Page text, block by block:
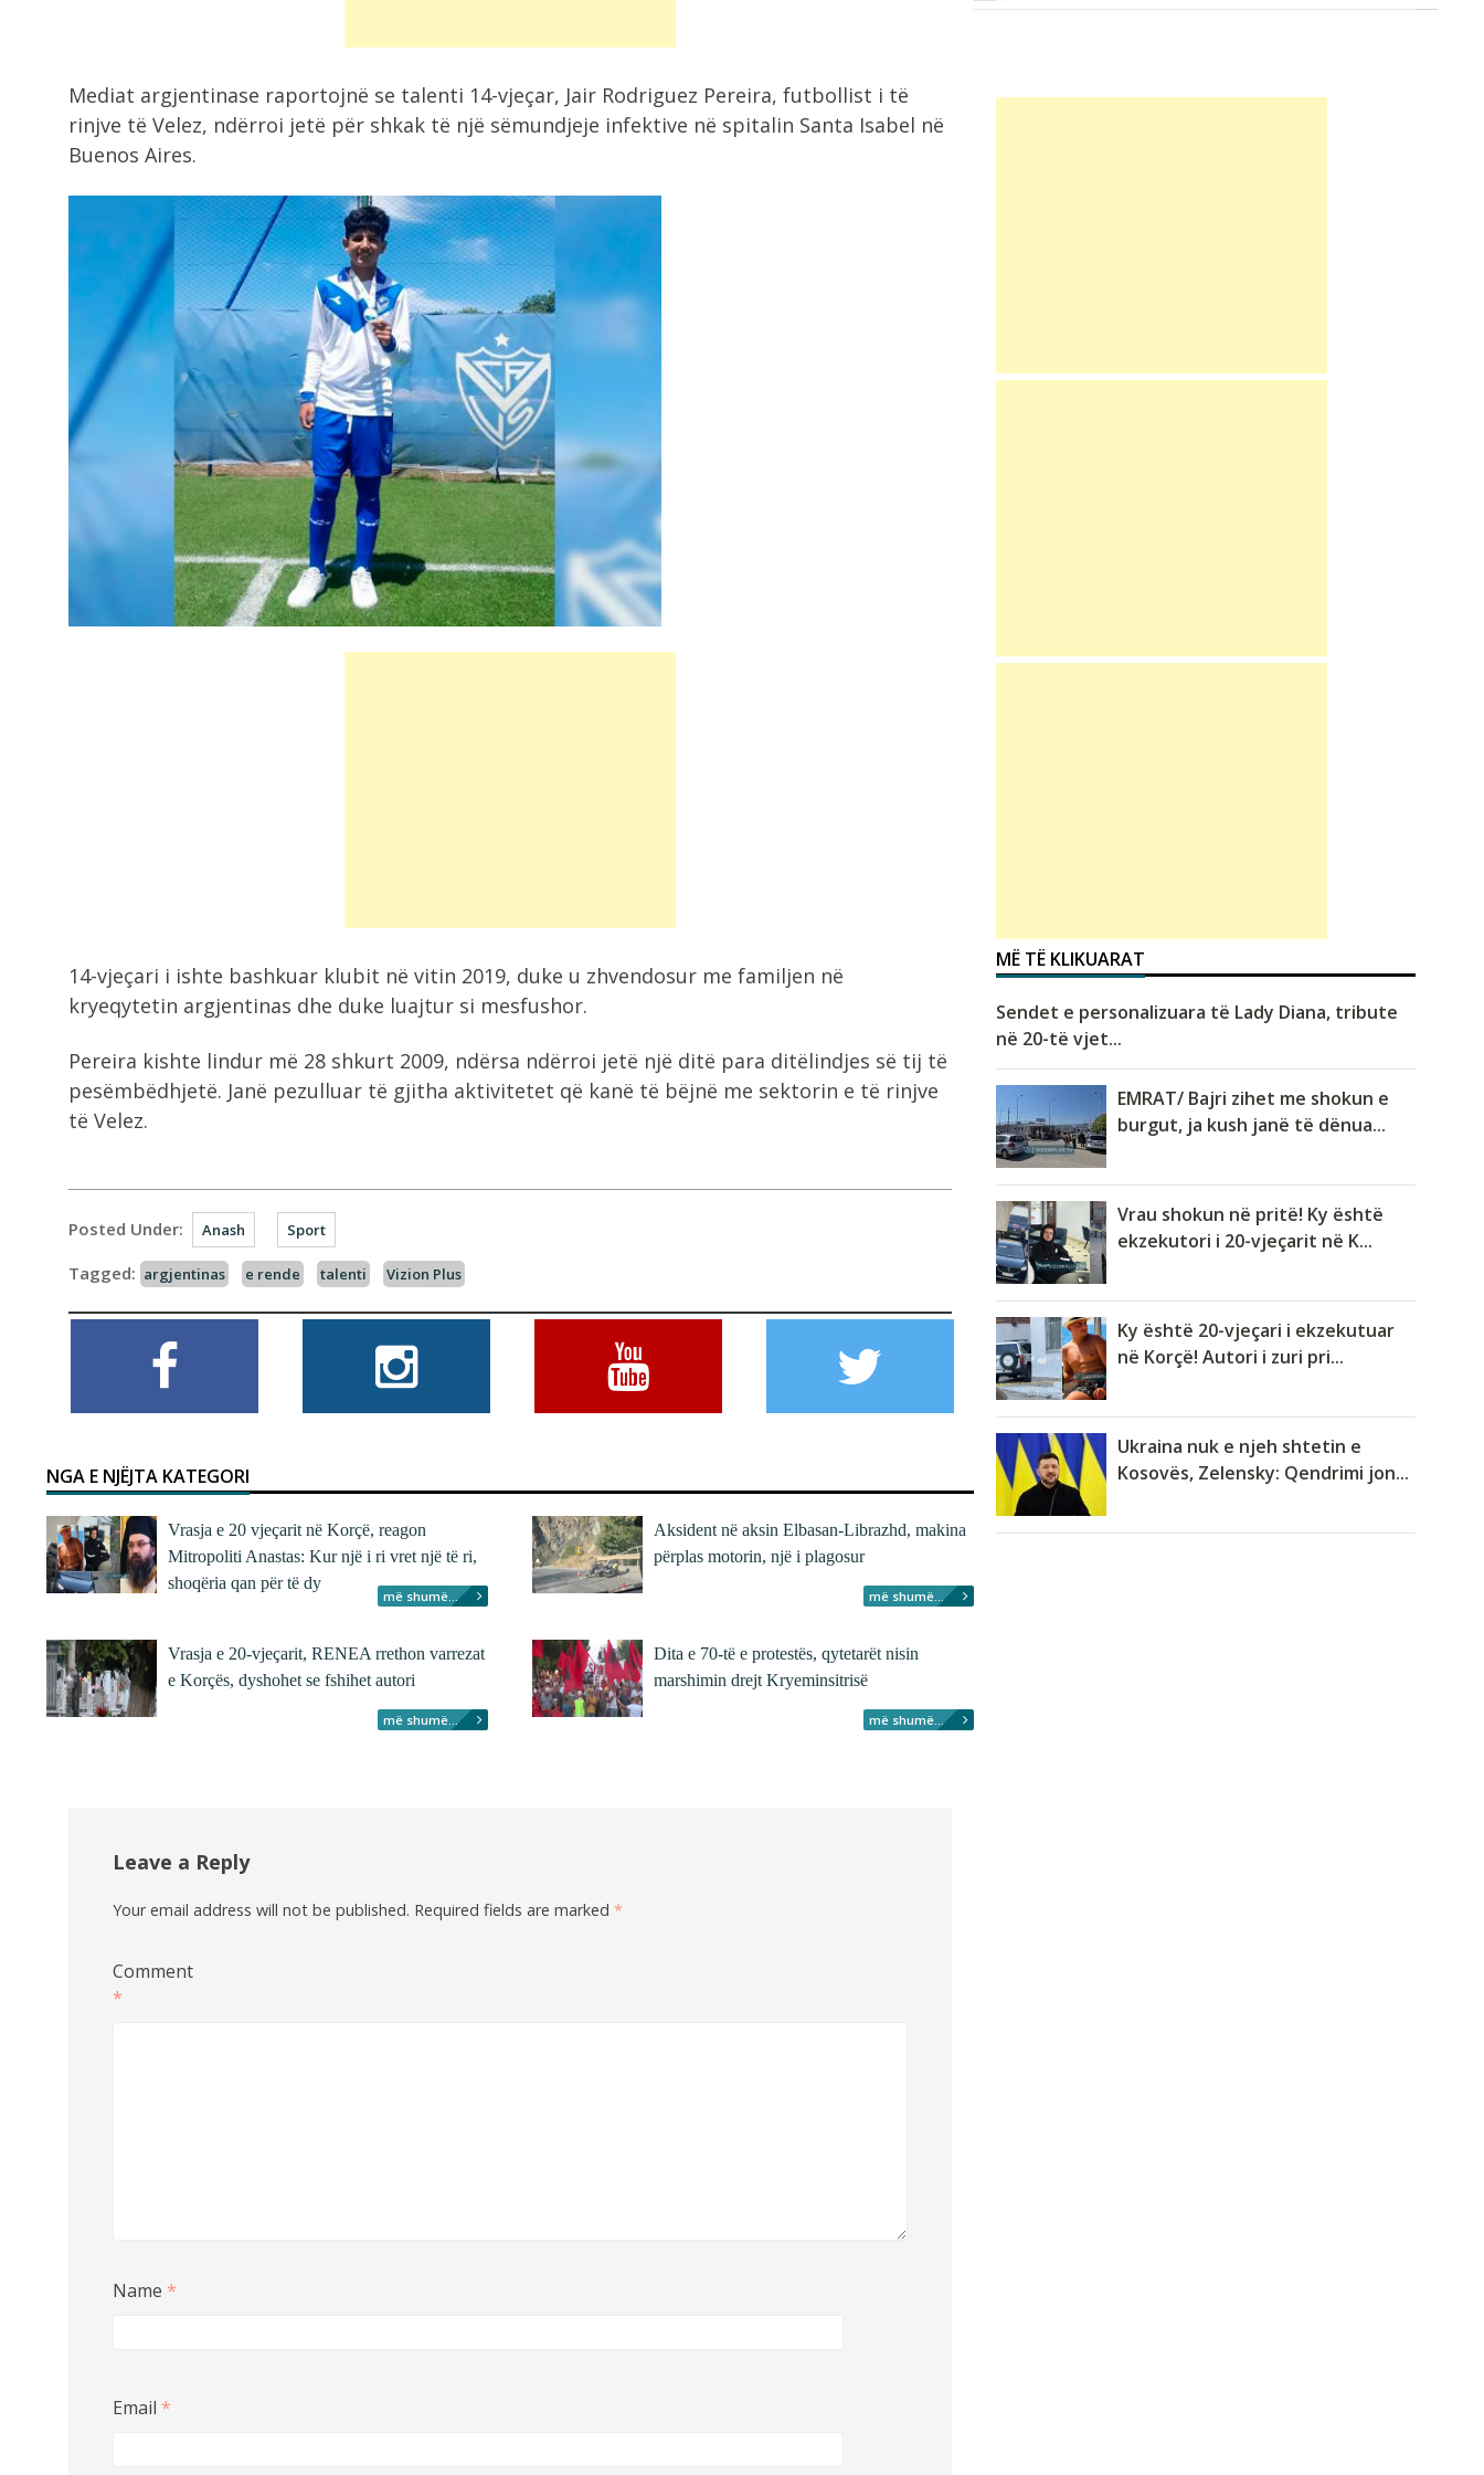
Mediat argjentinase raportojnë se talenti 14-vjeçar, Jair Rodriguez Pereira, futbollist i të
rinjve të Velez, ndërroi jetë për shkak të një sëmundjeje infektive në spitalin Santa Isabel në
Buenos Aires.
14-vjeçari i ishte bashkuar klubit në vitin 2019, duke u zhvendosur me familjen në
kryeqytetin argjentinas dhe duke luajtur si mesfushor.
Pereira kishte lindur më 28 shkurt 2009, ndërsa ndërroi jetë një ditë para ditëlindjes së tij të
pesëmbëdhjetë. Janë pezulluar të gjitha aktivitetet që kanë të bëjnë me sektorin e të rinjve
të Velez.
Posted Under: Anash Sport
Tagged: argjentinas e rende talenti Vizion Plus
NGA E NJËJTA KATEGORI
Vrasja e 20 vjeçarit në Korçë, reagon
Mitropoliti Anastas: Kur një i ri vret një të ri,
shoqëria qan për të dy
më shumë...
Aksident në aksin Elbasan-Librazhd, makina
përplas motorin, një i plagosur
më shumë...
Vrasja e 20-vjeçarit, RENEA rrethon varrezat
e Korçës, dyshohet se fshihet autori
më shumë...
Dita e 70-të e protestës, qytetarët nisin
marshimin drejt Kryeminsitrisë
më shumë...
Leave a Reply
Your email address will not be published. Required fields are marked *
Comment
*
Name *
Email *
MË TË KLIKUARAT
Sendet e personalizuara të Lady Diana, tribute
në 20-të vjet...
EMRAT/ Bajri zihet me shokun e
burgut, ja kush janë të dënua...
Vrau shokun në pritë! Ky është
ekzekutori i 20-vjeçarit në K...
Ky është 20-vjeçari i ekzekutuar
në Korçë! Autori i zuri pri...
Ukraina nuk e njeh shtetin e
Kosovës, Zelensky: Qendrimi jon...